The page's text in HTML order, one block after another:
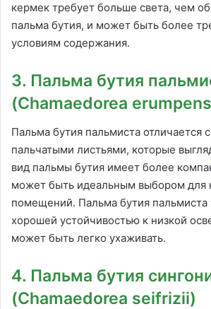
кермек требует больше света, чем
пальма бутия, и может быть более
условиям содержания.
3. Пальма бутия
(Chamaedorea
Пальма бутия пальмиста отличается
пальчатыми листьями, которые
вид пальмы бутия имеет более
может быть идеальным выбором для
помещений. Пальма бутия пальмиста
хорошей устойчивостью к низкой
может быть легко ухаживать.
4. Пальма бутия
(Chamaedorea seifrizii)